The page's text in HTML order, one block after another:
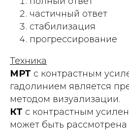
частичный ответ
стабилизация
прогрессирование
Техника
МРТ с контрастным
гадолинием является
методом визуализации.
КТ с контрастным
может быть рассмотрена